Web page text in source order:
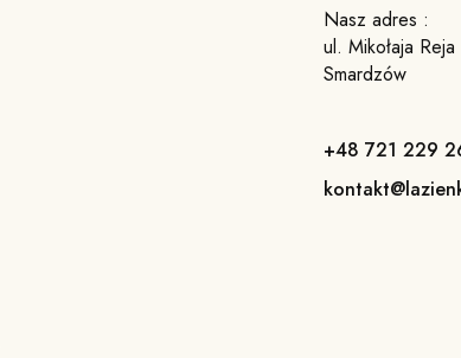
Nasz adres :
ul. Mikołaja
Smardzów
+48 721 229